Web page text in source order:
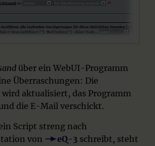
über ein WebUI-Programm
Überraschungen: Die
wird aktualisiert, das Programm
die E-Mail verschickt.
Script streng nach
von
eQ-3 schreibt, steht